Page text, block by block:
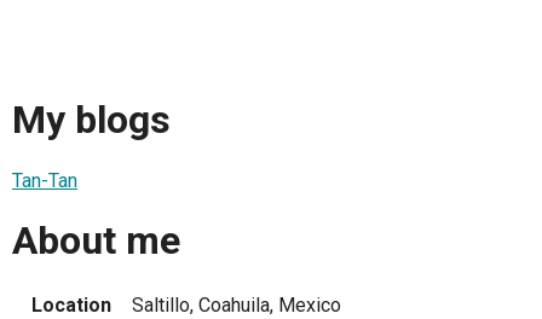
My blogs
Tan-Tan
About me
Location Saltillo, Coahuila, Mexico